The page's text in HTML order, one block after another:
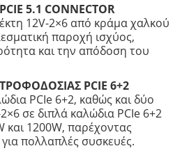
5.1 CONNECTOR
12V-2×6 από κράμα χαλκού
παροχή ισχύος,
και την απόδοση του
PCIE 6+2
PCIe 6+2, καθώς και δύο
σε διπλά καλώδια PCIe 6+2
και 1200W, παρέχοντας
πολλαπλές συσκευές.